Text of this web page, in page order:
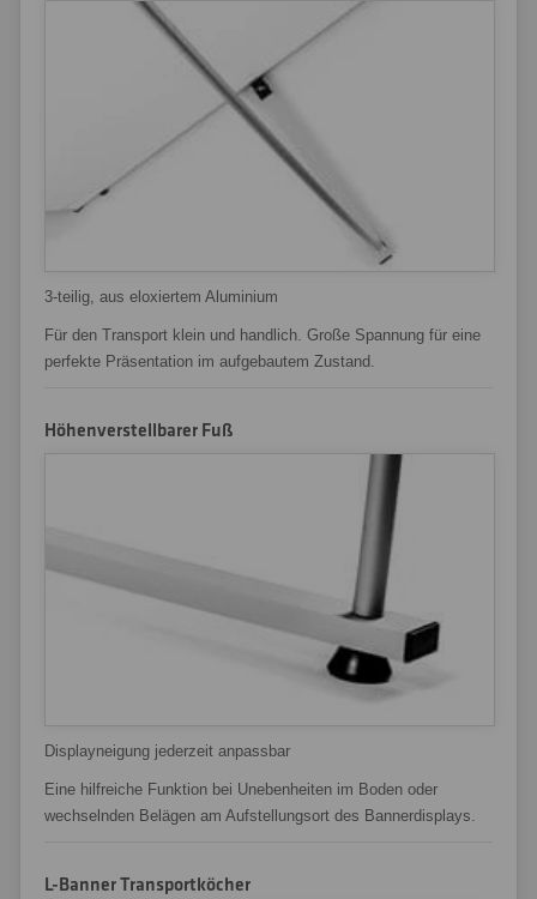
3-teilig, aus eloxiertem Aluminium
Für den Transport klein und handlich. Große Spannung für eine
perfekte Präsentation im aufgebautem Zustand.
Höhenverstellbarer Fuß
Displayneigung jederzeit anpassbar
Eine hilfreiche Funktion bei Unebenheiten im Boden oder
wechselnden Belägen am Aufstellungsort des Bannerdisplays.
L-Banner Transportköcher